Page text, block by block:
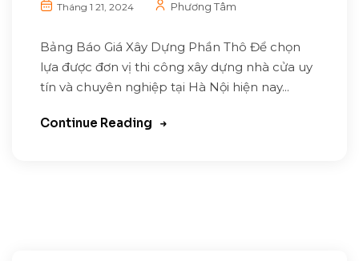
Tháng 1 21, 2024 Phương Tâm
Bảng Báo Giá Xây Dựng Phần Thô Để chọn
lựa được đơn vị thi công xây dựng nhà cửa uy
tín và chuyên nghiệp tại Hà Nội hiện nay...
Continue Reading